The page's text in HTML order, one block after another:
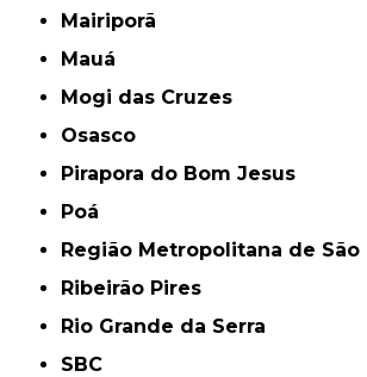
Mairiporã
Mauá
Mogi das Cruzes
Osasco
Pirapora do Bom Jesus
Poá
Região Metropolitana de São
Ribeirão Pires
Rio Grande da Serra
SBC